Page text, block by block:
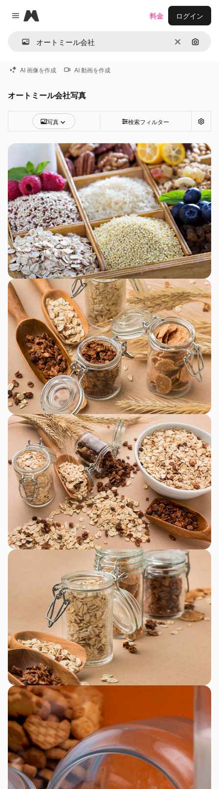
Close menu
Magnific
消去 画像で
料金 ログイン
AI 画像を作成 AI 動画を作成
オートミール会社写真
写真 検索フィルター